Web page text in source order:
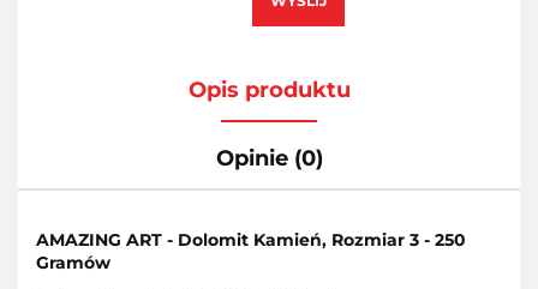
Opis produktu
Opinie (0)
AMAZING ART - Dolomit Kamień, Rozmiar 3 - 250
Gramów